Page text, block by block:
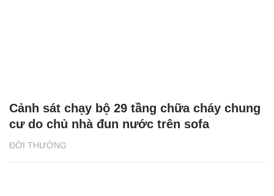
ĐỜI THƯỜNG
Cảnh sát chạy bộ 29 tầng chữa cháy chung
cư do chủ nhà đun nước trên sofa